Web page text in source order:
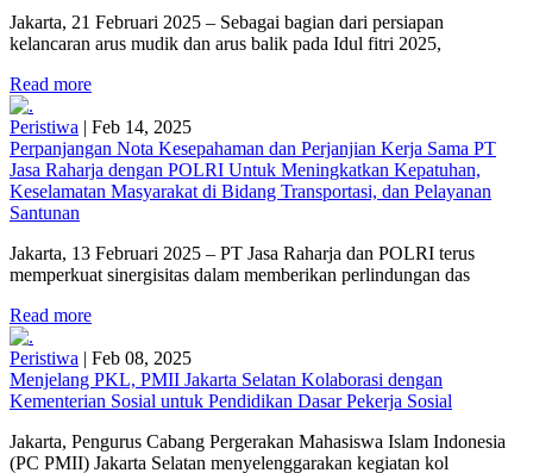
Jakarta, 21 Februari 2025 – Sebagai bagian dari persiapan
kelancaran arus mudik dan arus balik pada Idul fitri 2025,
Read more
Peristiwa | Feb 14, 2025
Perpanjangan Nota Kesepahaman dan Perjanjian Kerja Sama PT
Jasa Raharja dengan POLRI Untuk Meningkatkan Kepatuhan,
Keselamatan Masyarakat di Bidang Transportasi, dan Pelayanan
Santunan
Jakarta, 13 Februari 2025 – PT Jasa Raharja dan POLRI terus
memperkuat sinergisitas dalam memberikan perlindungan das
Read more
Peristiwa | Feb 08, 2025
Menjelang PKL, PMII Jakarta Selatan Kolaborasi dengan
Kementerian Sosial untuk Pendidikan Dasar Pekerja Sosial
Jakarta, Pengurus Cabang Pergerakan Mahasiswa Islam Indonesia
(PC PMII) Jakarta Selatan menyelenggarakan kegiatan kol